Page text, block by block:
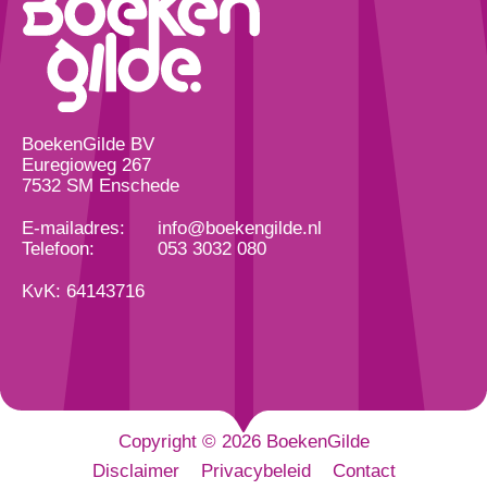
BoekenGilde BV
Euregioweg 267
7532 SM Enschede
E-mailadres:
info@boekengilde.nl
Telefoon:
053 3032 080
KvK: 64143716
Copyright © 2026 BoekenGilde
Disclaimer
Privacybeleid Contact